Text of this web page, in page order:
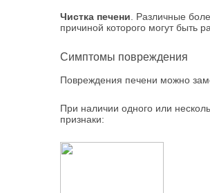
Чистка печени . Различные
причиной которого могут быть
Симптомы повреждения
Повреждения печени можно
При наличии одного или
признаки: